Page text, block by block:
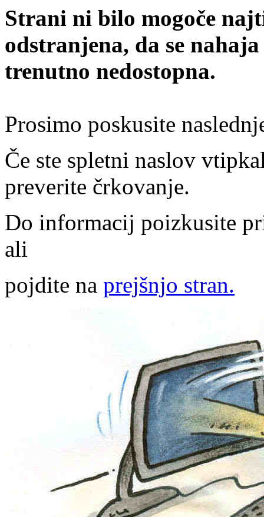
Strani ni bilo mogoče
odstranjena, da se
trenutno nedostopna.
Prosimo poskusite
Če ste spletni naslov
preverite črkovanje.
Do informacij poizkusite
ali
pojdite na prejšnjo stran.